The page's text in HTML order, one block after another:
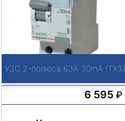
УЗО 2-полюса 63А 30mA (TX3)
6 595 ₽